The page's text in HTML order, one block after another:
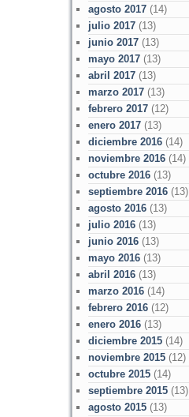
agosto 2017(14)
julio 2017(13)
junio 2017(13)
mayo 2017(13)
abril 2017(13)
marzo 2017(13)
febrero 2017(12)
enero 2017(13)
diciembre 2016(14)
noviembre 2016(14)
octubre 2016(13)
septiembre 2016(13)
agosto 2016(13)
julio 2016(13)
junio 2016(13)
mayo 2016(13)
abril 2016(13)
marzo 2016(14)
febrero 2016(12)
enero 2016(13)
diciembre 2015(14)
noviembre 2015(12)
octubre 2015(14)
septiembre 2015(13)
agosto 2015(13)